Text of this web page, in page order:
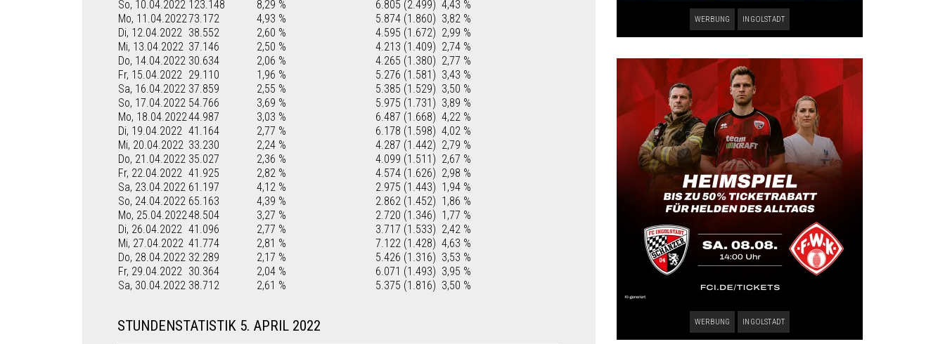
So, 10.04.2022 123.148 8,29 % 6.805 (2.499) 4,43 %
Mo, 11.04.202273.172 4,93 % 5.874 (1.860) 3,82 %
Di, 12.04.2022 38.552 2,60 % 4.595 (1.672) 2,99 %
Mi, 13.04.2022 37.146 2,50 % 4.213 (1.409) 2,74 %
Do, 14.04.2022 30.634 2,06 % 4.265 (1.380) 2,77 %
Fr, 15.04.2022 29.110 1,96 % 5.276 (1.581) 3,43 %
Sa, 16.04.2022 37.859 2,55 % 5.385 (1.529) 3,50 %
So, 17.04.2022 54.766 3,69 % 5.975 (1.731) 3,89 %
Mo, 18.04.202244.987 3,03 % 6.487 (1.668) 4,22 %
Di, 19.04.2022 41.164 2,77 % 6.178 (1.598) 4,02 %
Mi, 20.04.2022 33.230 2,24 % 4.287 (1.442) 2,79 %
Do, 21.04.2022 35.027 2,36 % 4.099 (1.511) 2,67 %
Fr, 22.04.2022 41.925 2,82 % 4.574 (1.626) 2,98 %
Sa, 23.04.2022 61.197 4,12 % 2.975 (1.443) 1,94 %
So, 24.04.2022 65.163 4,39 % 2.862 (1.452) 1,86 %
Mo, 25.04.202248.504 3,27 % 2.720 (1.346) 1,77 %
Di, 26.04.2022 41.096 2,77 % 3.717 (1.533) 2,42 %
Mi, 27.04.2022 41.774 2,81 % 7.122 (1.428) 4,63 %
Do, 28.04.2022 32.289 2,17 % 5.426 (1.316) 3,53 %
Fr, 29.04.2022 30.364 2,04 % 6.071 (1.493) 3,95 %
Sa, 30.04.2022 38.712 2,61 % 5.375 (1.816) 3,50 %
STUNDENSTATISTIK 5. APRIL 2022
WERBUNG INGOLSTADT
WERBUNG INGOLSTADT